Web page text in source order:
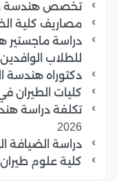
تخصص هندسة
مصاريف كلية
دراسة ماجستير
للطلاب الوافدين
دكتوراه هندسة
كليات الطيران
تكلفة دراسة
2026
دراسة الضيافة
كلية علوم